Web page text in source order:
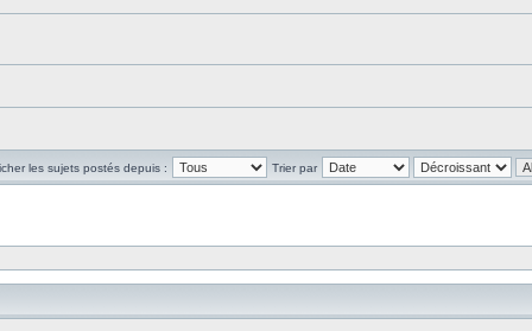
les sujets postés depuis : Trier par